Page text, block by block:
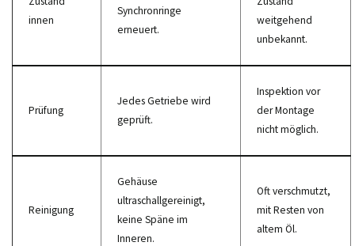
innen
Synchronringe
erneuert.
weitgehend
unbekannt.
Prüfung
Jedes Getriebe wird
geprüft.
Inspektion vor
der Montage
nicht möglich.
Reinigung
Gehäuse
ultraschallgereinigt,
keine Späne im
Inneren.
Oft verschmutzt,
mit Resten von
altem Öl.